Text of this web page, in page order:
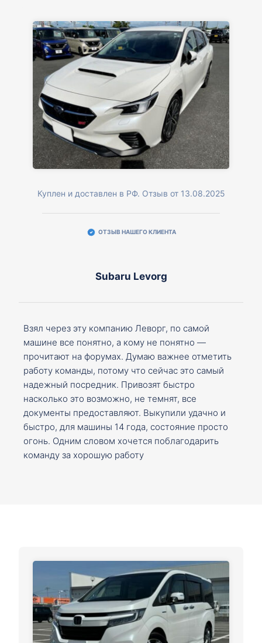
Куплен и доставлен в РФ. Отзыв от 13.08.2025
ОТЗЫВ НАШЕГО КЛИЕНТА
Subaru Levorg
Взял через эту компанию Леворг, по самой
машине все понятно, а кому не понятно —
прочитают на форумах. Думаю важнее отметить
работу команды, потому что сейчас это самый
надежный посредник. Привозят быстро
насколько это возможно, не темнят, все
документы предоставляют. Выкупили удачно и
быстро, для машины 14 года, состояние просто
огонь. Одним словом хочется поблагодарить
команду за хорошую работу